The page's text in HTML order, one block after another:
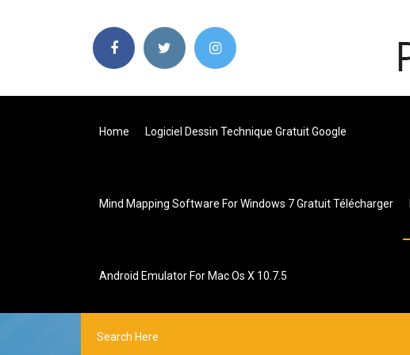
Home Logiciel Dessin Technique Gratuit Google
Mind Mapping Software For Windows 7 Gratuit Télécharger
Android Emulator For Mac Os X 10.7.5